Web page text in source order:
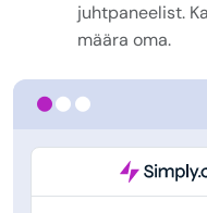
juhtpaneelist.
määra oma.